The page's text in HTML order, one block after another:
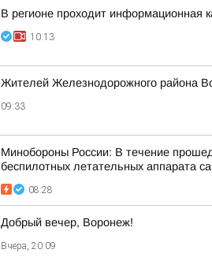
В регионе проходит информационная
10:13
Жителей Железнодорожного района
09:33
Минобороны России: В течение
беспилотных летательных аппарата
08:28
Добрый вечер, Воронеж!
Вчера, 20:09